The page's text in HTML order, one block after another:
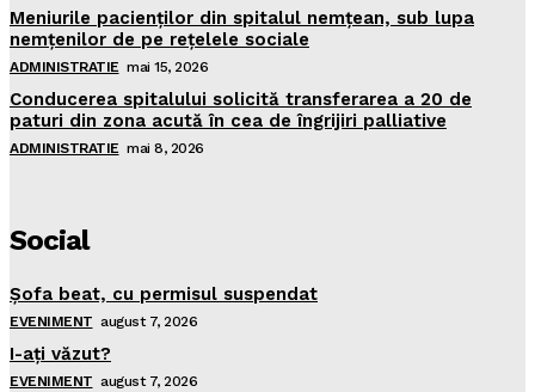
Meniurile pacienţilor din spitalul nemţean, sub lupa
nemţenilor de pe reţelele sociale
ADMINISTRATIE mai 15, 2026
Conducerea spitalului solicită transferarea a 20 de
paturi din zona acută în cea de îngrijiri palliative
ADMINISTRATIE mai 8, 2026
Social
Şofa beat, cu permisul suspendat
EVENIMENT august 7, 2026
I-aţi văzut?
EVENIMENT august 7, 2026